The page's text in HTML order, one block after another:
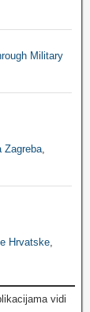
Military
Zagreba
Hrvatske
vidi